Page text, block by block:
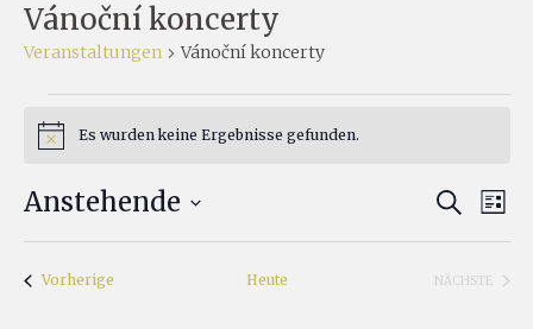
Vánoční koncerty
Veranstaltungen Vánoční koncerty
Veranstaltungen
HinweisEs wurden keine Ergebnisse gefunden.
Suche
und
SUCHELISTE
Anstehende
Datum
wählen.
VorherigeVeranstaltungen Heute
NÄCHSTE